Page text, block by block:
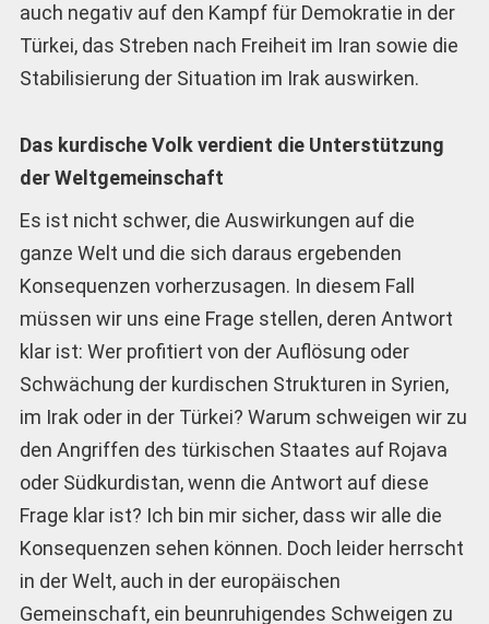
auch negativ auf den Kampf für Demokratie in der
Türkei, das Streben nach Freiheit im Iran sowie die
Stabilisierung der Situation im Irak auswirken.
Das kurdische Volk verdient die Unterstützung
der Weltgemeinschaft
Es ist nicht schwer, die Auswirkungen auf die
ganze Welt und die sich daraus ergebenden
Konsequenzen vorherzusagen. In diesem Fall
müssen wir uns eine Frage stellen, deren Antwort
klar ist: Wer profitiert von der Auflösung oder
Schwächung der kurdischen Strukturen in Syrien,
im Irak oder in der Türkei? Warum schweigen wir zu
den Angriffen des türkischen Staates auf Rojava
oder Südkurdistan, wenn die Antwort auf diese
Frage klar ist? Ich bin mir sicher, dass wir alle die
Konsequenzen sehen können. Doch leider herrscht
in der Welt, auch in der europäischen
Gemeinschaft, ein beunruhigendes Schweigen zu